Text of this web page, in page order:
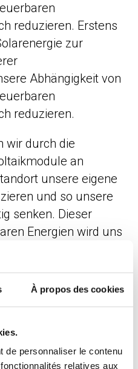
À propos des cookies
de personnaliser le contenu
relatives aux
reduzieren. Erstens
zur
Abhängigkeit von
reduzieren.
wir durch die
an
unsere eigene
und so unsere
senken. Dieser
Energien wird uns
auf dem
gleichzeitig unsere
Unternehmen zu
sauberer